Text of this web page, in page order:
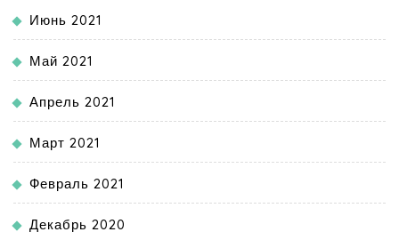
Июнь 2021
Май 2021
Апрель 2021
Март 2021
Февраль 2021
Декабрь 2020